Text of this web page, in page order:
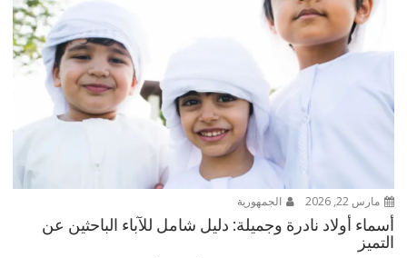
مارس 22, 2026 الجمهورية
أسماء أولاد نادرة وجميلة: دليل شامل للآباء الباحثين عن
التميز